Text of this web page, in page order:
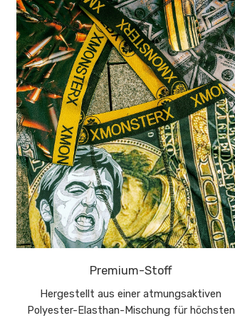
Premium-Stoff
Hergestellt aus einer atmungsaktiven
Polyester-Elasthan-Mischung für höchsten